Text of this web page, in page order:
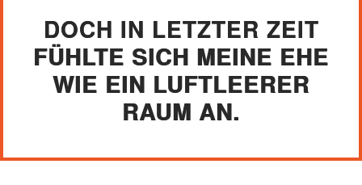
DOCH IN LETZTER ZEIT
FÜHLTE SICH MEINE EHE
WIE EIN LUFTLEERER
RAUM AN.